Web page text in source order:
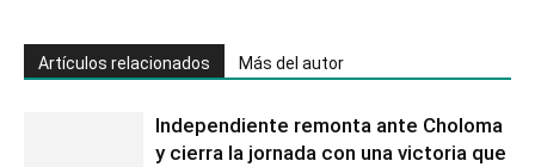
Artículos relacionados Más del autor
Independiente remonta ante Choloma
y cierra la jornada con una victoria que